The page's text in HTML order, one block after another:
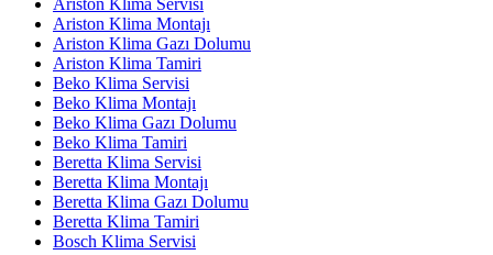
Ariston Klima Servisi
Ariston Klima Montajı
Ariston Klima Gazı Dolumu
Ariston Klima Tamiri
Beko Klima Servisi
Beko Klima Montajı
Beko Klima Gazı Dolumu
Beko Klima Tamiri
Beretta Klima Servisi
Beretta Klima Montajı
Beretta Klima Gazı Dolumu
Beretta Klima Tamiri
Bosch Klima Servisi